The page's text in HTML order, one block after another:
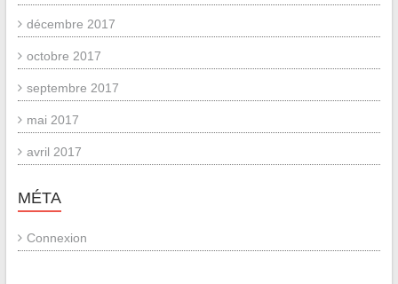
décembre 2017
octobre 2017
septembre 2017
mai 2017
avril 2017
MÉTA
Connexion